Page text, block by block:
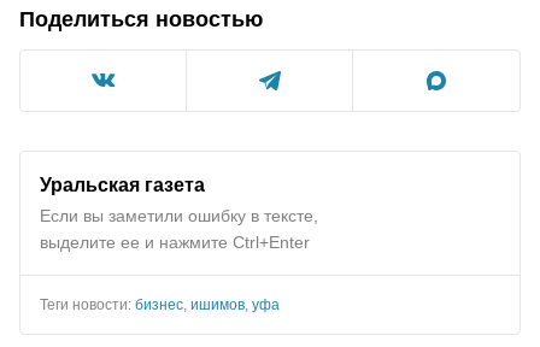
Поделиться новостью
Уральская газета
Если вы заметили ошибку в тексте,
выделите ее и нажмите Ctrl+Enter
Теги новости: бизнес ишимов уфа